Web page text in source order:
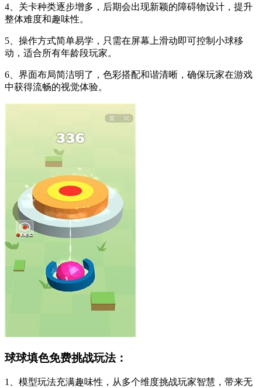
4、关卡种类逐步增多，后期会出现新颖的障碍物设计，提升
整体难度和趣味性。
5、操作方式简单易学，只需在屏幕上滑动即可控制小球移
动，适合所有年龄段玩家。
6、界面布局简洁明了，色彩搭配和谐清晰，确保玩家在游戏
中获得流畅的视觉体验。
球球填色免费挑战玩法：
1、模型玩法充满趣味性，从多个维度挑战玩家智慧，带来无